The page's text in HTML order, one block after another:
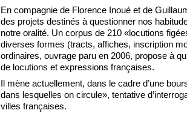
En compagnie de Florence Inoué et de
des projets destinés à questionner nos
notre oralité. Un corpus de 210 «locutions
diverses formes (tracts, affiches, inscription
ordinaires, ouvrage paru en 2006, propose à
de locutions et expressions françaises.
Il mène actuellement, dans le cadre d’une
dans lesquelles on circule», tentative
villes françaises.